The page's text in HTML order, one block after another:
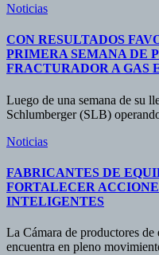
Noticias
CON RESULTADOS
PRIMERA SEMANA DE
FRACTURADOR A GAS
Luego de una semana de su
Schlumberger (SLB)
Noticias
FABRICANTES DE
FORTALECER
INTELIGENTES
La Cámara de productores
encuentra en pleno